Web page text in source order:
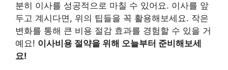
분히 이사를 성공적으로 마칠 수 있어요. 이사를 앞
두고 계시다면, 위의 팁들을 꼭 활용해보세요. 작은
변화를 통해 큰 비용 절감 효과를 경험할 수 있을 거
예요! 이사비용 절약을 위해 오늘부터 준비해보세
요!